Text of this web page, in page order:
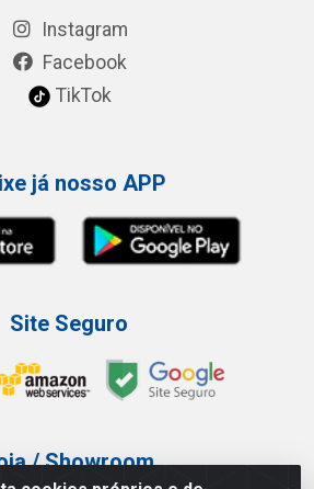
Instagram
Facebook
TikTok
já nosso APP
Site Seguro
/ Showroom